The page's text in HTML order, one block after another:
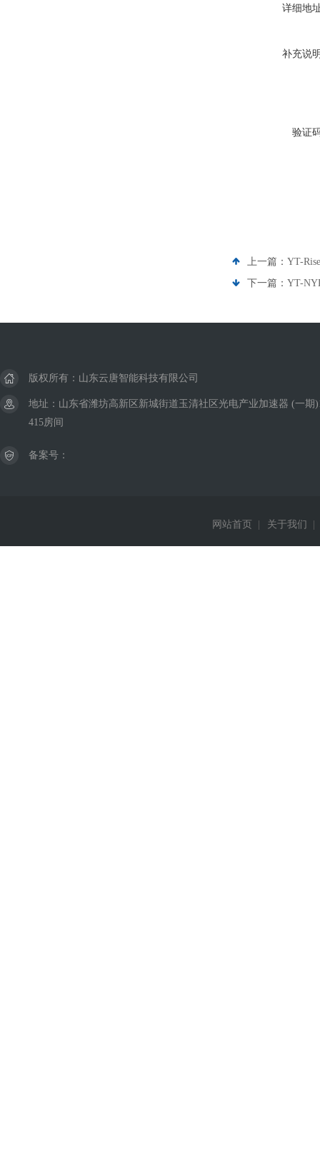
详细地
补充说
验证
上一篇： YT-
下一篇： YT-
版权所有：山东云唐智能科技有限公司
地址：山东省潍坊高新区新城街道玉清社区光电产业加速器 (一期
415房间
备案号：
网站首页 关于我们